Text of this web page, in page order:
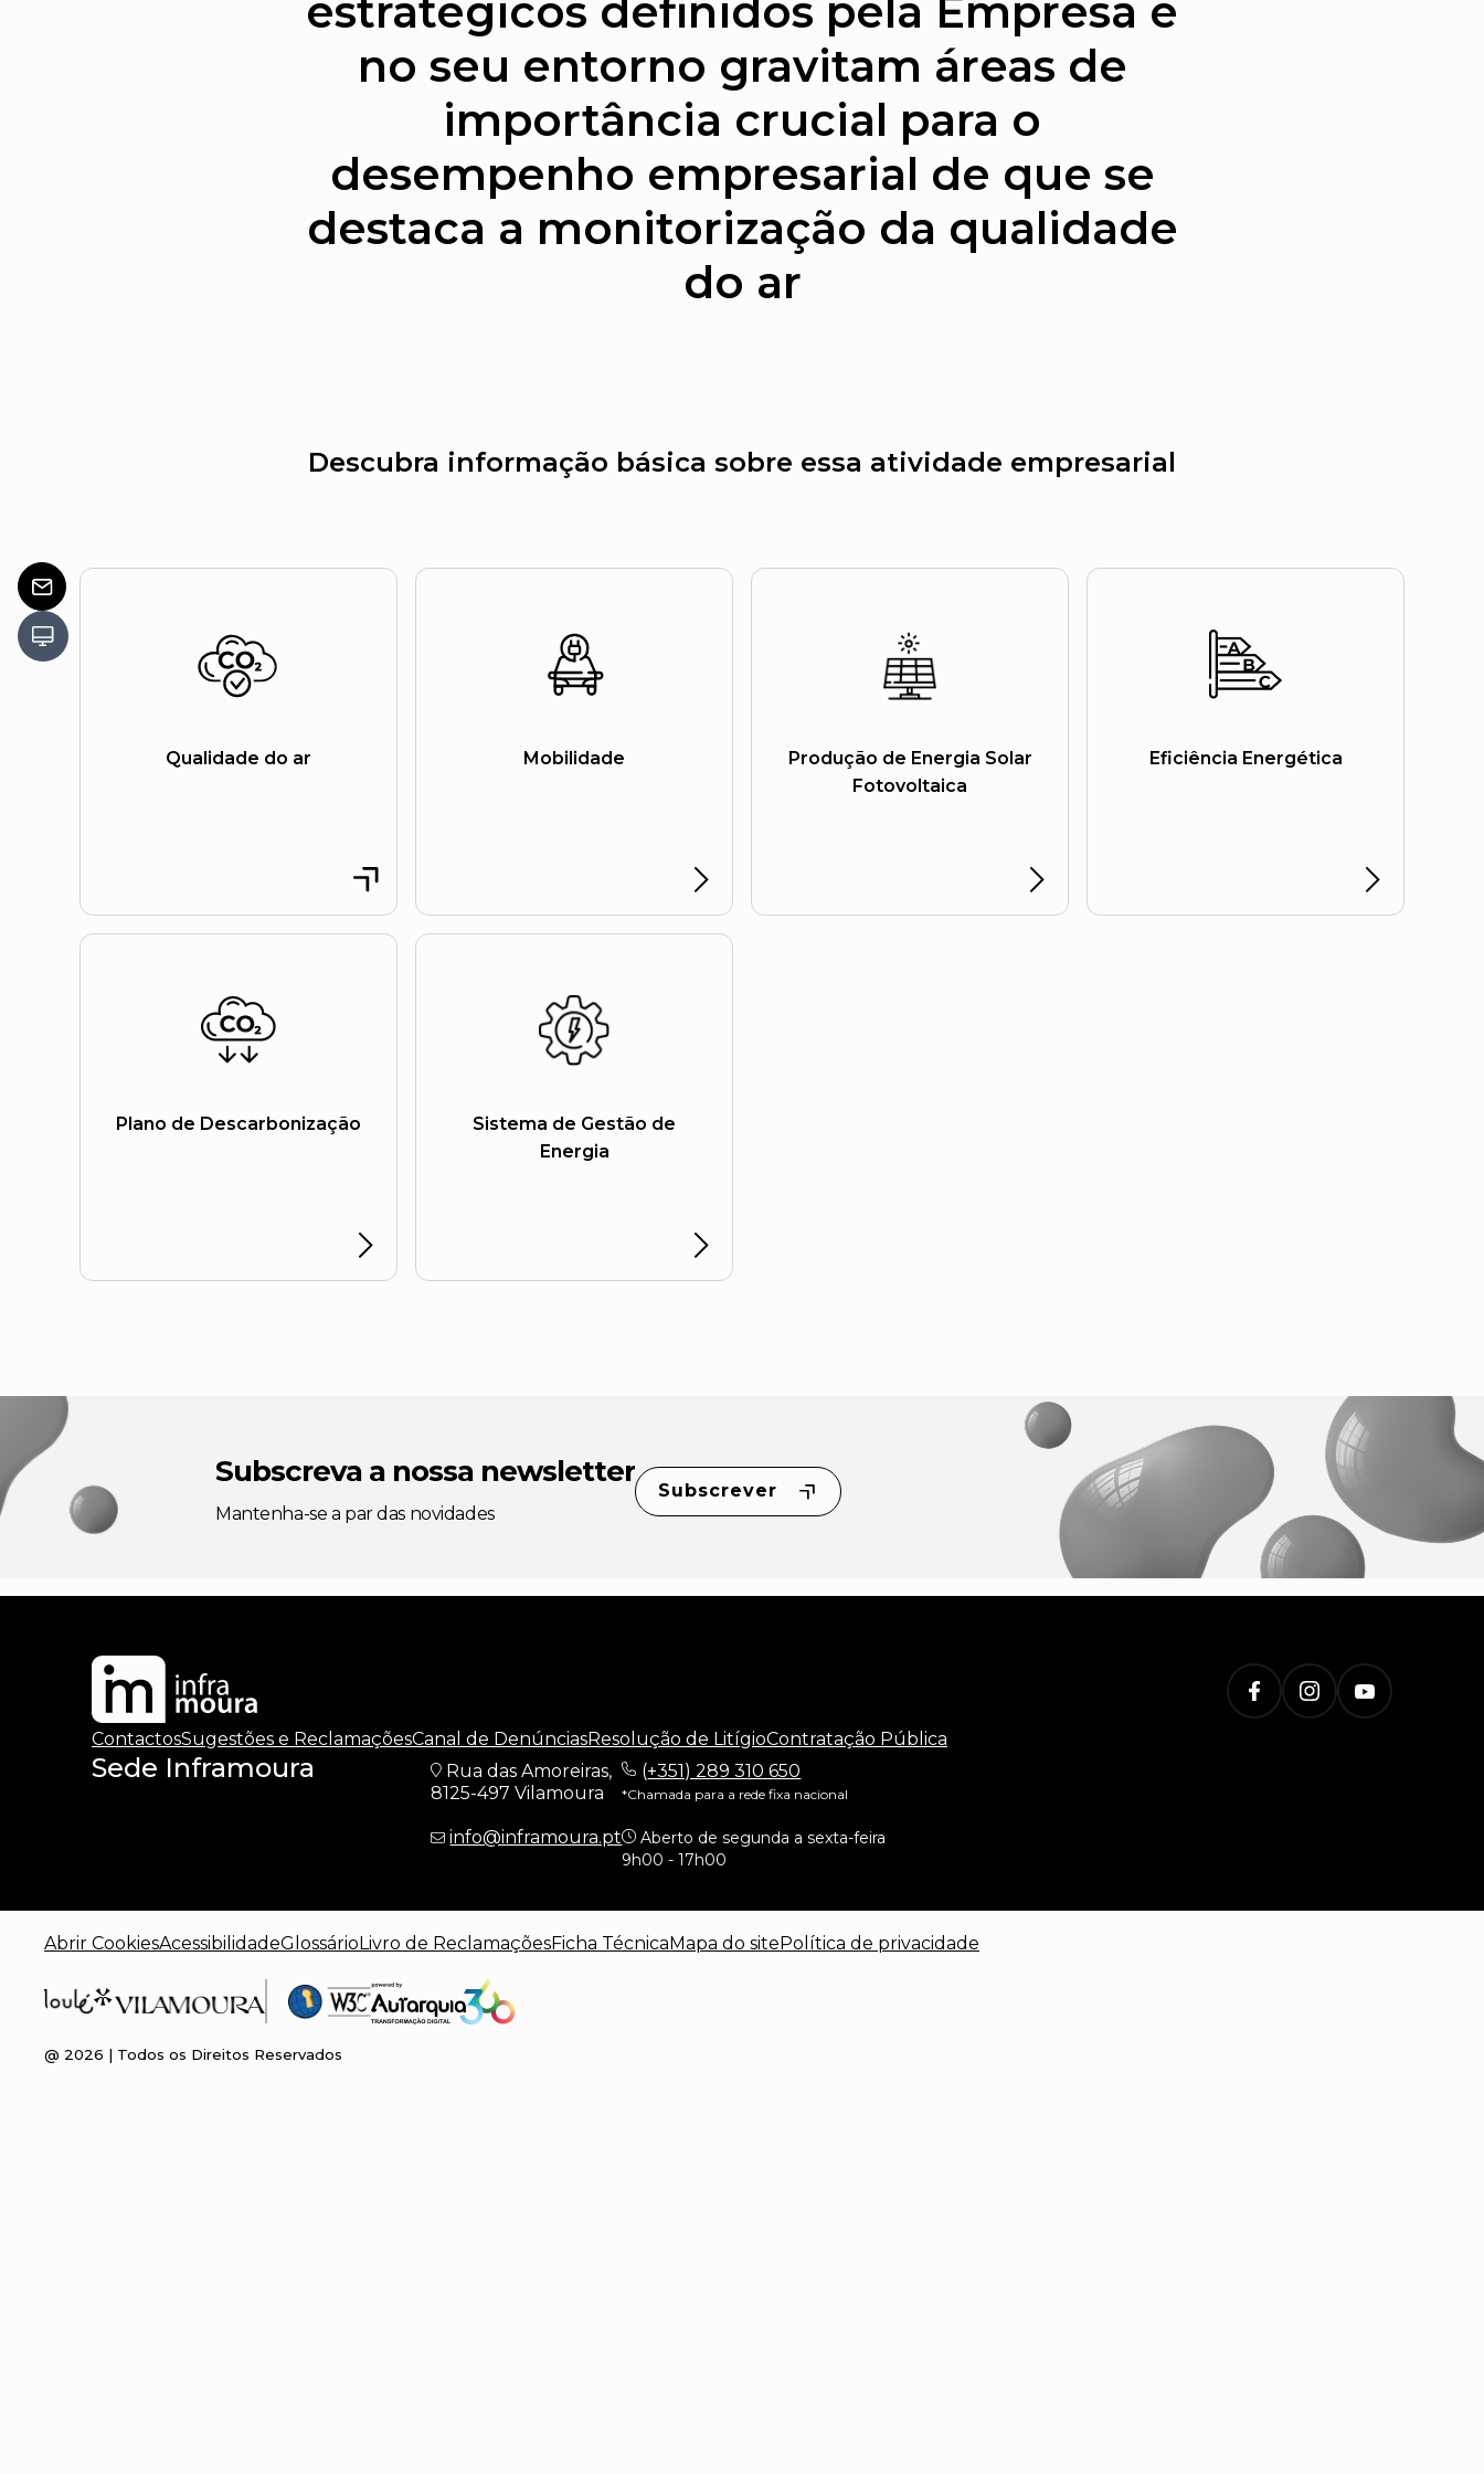
estratégicos definidos pela Empresa e
no seu entorno gravitam áreas de
importância crucial para o
desempenho empresarial de que se
destaca a monitorização da qualidade
do ar
Descubra informação básica sobre essa atividade empresarial
Qualidade do ar Mobilidade
Produção de Energia Solar
Fotovoltaica
Eficiência Energética
Plano de Descarbonização
Sistema de Gestão de
Energia
Subscreva a nossa newsletter
Mantenha-se a par das novidades
Subscrever
ContactosSugestões e ReclamaçõesCanal de DenúnciasResolução de LitígioContratação Pública
Sede Inframoura
Rua das Amoreiras,
8125-497 Vilamoura
info@inframoura.pt
(+351) 289 310 650
*Chamada para a rede fixa nacional
Aberto de segunda a sexta-feira
9h00 - 17h00
Abrir CookiesAcessibilidadeGlossárioLivro de ReclamaçõesFicha TécnicaMapa do sitePolítica de privacidade
@ 2026 | Todos os Direitos Reservados